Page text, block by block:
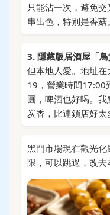
只能沾一次，避免
串出色，特別是香菇。
3. 隱藏版居酒屋「鳥
但本地人愛。地址
19，營業時間17:00
圓，啤酒也好喝。
炭香，比連鎖店好太
黑門市場現在觀光
限，可以跳過，改去